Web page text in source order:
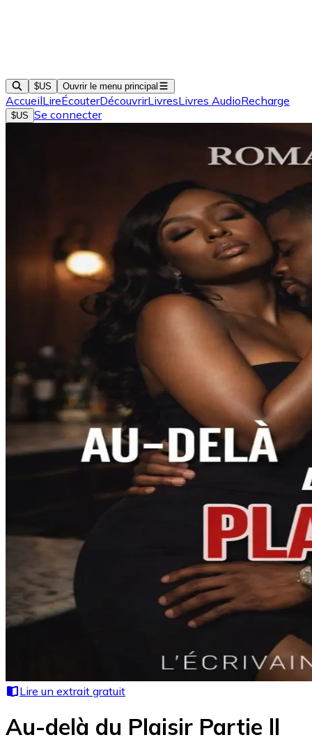
$US Ouvrir le menu principal
AccueilLireÉcouterDécouvrirLivresLivres AudioRecharge
$US Se connecter
Lire un extrait gratuit
Au-delà du Plaisir Partie ll